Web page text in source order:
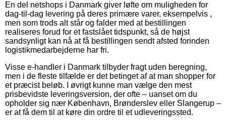
En del netshops i Danmark giver løfte om muligheden for
dag-til-dag levering på deres primære varer, eksempelvis ,
men som trods alt står og falder med at bestillingen
realiseres forud for et fastslået tidspunkt, så de højst
sandsynligt kan nå at få bestillingen sendt afsted forinden
logistikmedarbejderne har fri.
Visse e-handler i Danmark tilbyder fragt uden beregning,
men i de fleste tilfælde er det betinget af at man shopper for
et præcist beløb. I øvrigt kunne man vælge den mest
prisbevidste leveringsversion, der ofte – uanset om du
opholder sig nær København, Brønderslev eller Slangerup –
er at få dem til at køre din ordre til et udleveringssted.